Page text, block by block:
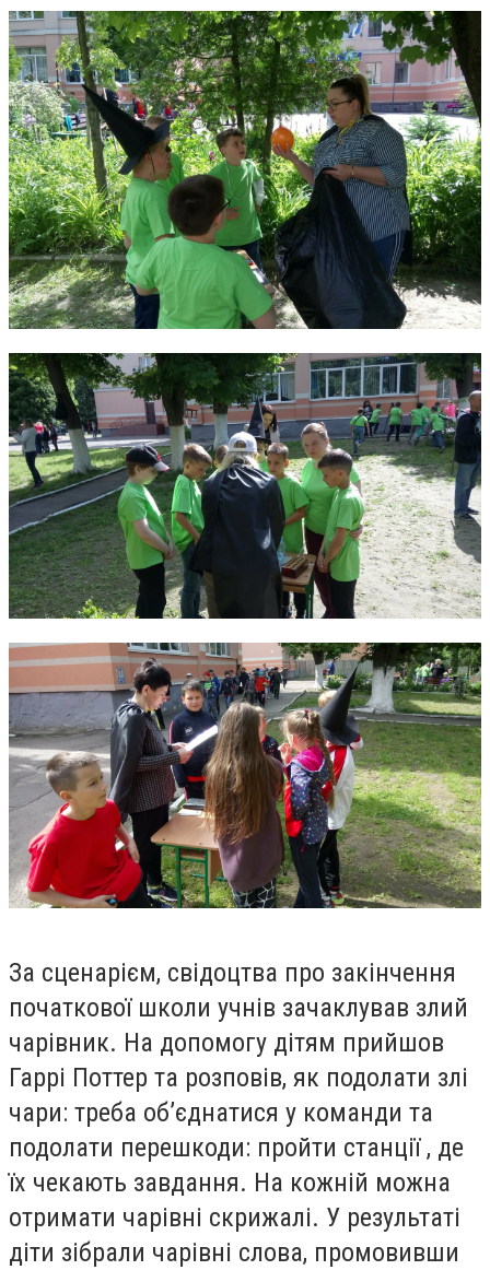
За сценарієм, свідоцтва про закінчення
початкової школи учнів зачаклував злий
чарівник. На допомогу дітям прийшов
Гаррі Поттер та розповів, як подолати злі
чари: треба об’єднатися у команди та
подолати перешкоди: пройти станції , де
їх чекають завдання. На кожній можна
отримати чарівні скрижалі. У результаті
діти зібрали чарівні слова, промовивши